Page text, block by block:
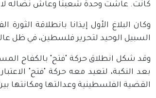
كانت. عاشت وحدة شعبنا وعاش نضاله
وكان البلاغ الأول إيذانا بانطلاقة
السبيل الوحيد لتحرير فلسطين، في ظل
بعد النكبة، لتعيد معه حركة "فتح"
القضية الفلسطينية وعدالتها ومكانتها